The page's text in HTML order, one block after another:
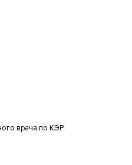
врача по КЭР